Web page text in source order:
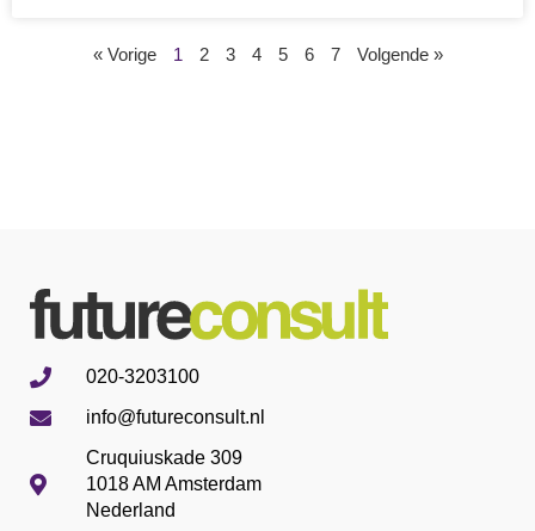
« Vorige 1 2 3 4 5 6 7 Volgende »
020-3203100
info@futureconsult.nl
Cruquiuskade 309
1018 AM Amsterdam
Nederland